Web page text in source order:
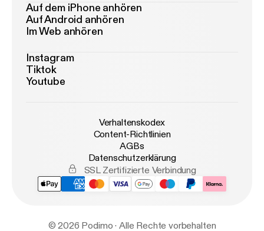
Auf dem iPhone anhören
Auf Android anhören
Im Web anhören
Instagram
Tiktok
Youtube
Verhaltenskodex
Content-Richtlinien
AGBs
Datenschutzerklärung
SSL Zertifizierte Verbindung
© 2026 Podimo · Alle Rechte vorbehalten